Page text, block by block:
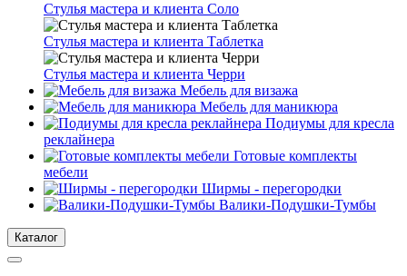
Стулья мастера и клиента Соло
Стулья мастера и клиента Таблетка
Стулья мастера и клиента Черри
Мебель для визажа
Мебель для маникюра
Подиумы для кресла
реклайнера
Готовые комплекты
мебели
Ширмы - перегородки
Валики-Подушки-Тумбы
Каталог